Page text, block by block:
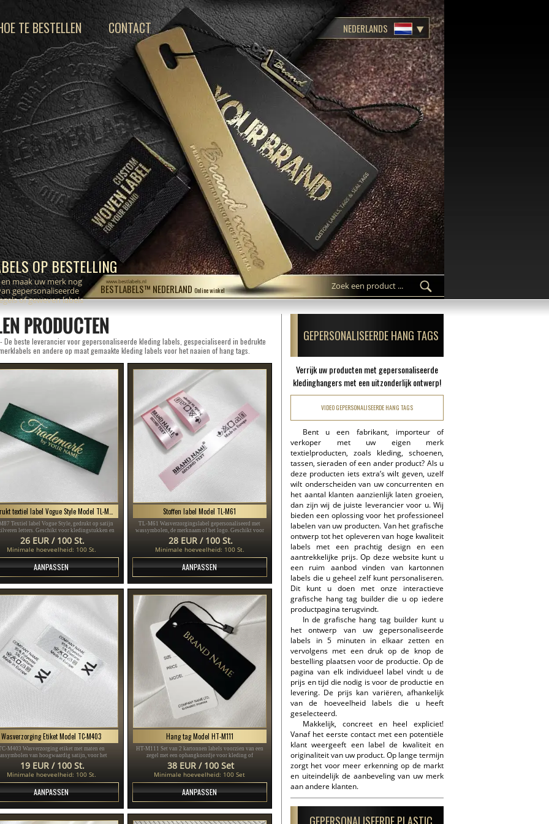
BESTLABELS™ NEDERLAND Online winkel
www.bestlabels.nl
OP BESTELLING
maak uw merk nog
gepersonaliseerde
of geweven labels
TE BESTELLEN CONTACT NEDERLANDS
PRODUCTEN
De beste leverancier voor gepersonaliseerde kleding labels, gespecialiseerd in bedrukte
en andere op maat gemaakte kleding labels voor het naaien of hang tags.
Textiel label Vogue Style, gedrukt op satijn
letters. Geschikt voor kledingstukken en
accessoires.
26 EUR / 100 St.
Minimale hoeveelheid: 100 St.
AANPASSEN
Stoffen label Model TL-M61
TL-M61 Wasverzorgingslabel gepersonaliseerd met
wassymbolen, de merknaam of het logo. Geschikt voor
elk textielproduct, met name kledingstukken.
28 EUR / 100 St.
Minimale hoeveelheid: 100 St.
AANPASSEN
Wasverzorging Etiket Model TC-M403
M403 Wasverzorging etiket met maten en
van hoogwaardig satijn, voor het
opnaaien van op kleding worden genaaid
19 EUR / 100 St.
Minimale hoeveelheid: 100 St.
AANPASSEN
Hang tag Model HT-M111
HT-M111 Set van 2 kartonnen labels voorzien van een
zegel met een ophangkoordje voor kleding of
kledingaccessoires, gemaakt van dik geplastificeerd
karton en bedrukt met goud en zwarte tekst.
38 EUR / 100 Set
Minimale hoeveelheid: 100 Set
AANPASSEN
GEPERSONALISEERDE HANG TAGS
Verrijk uw producten met gepersonaliseerde
kledinghangers met een uitzonderlijk ontwerp!
VIDEO GEPERSONALISEERDE HANG TAGS
Bent u een fabrikant, importeur of
verkoper met uw eigen merk
textielproducten, zoals kleding, schoenen,
tassen, sieraden of een ander product? Als u
deze producten iets extra’s wilt geven, uzelf
wilt onderscheiden van uw concurrenten en
het aantal klanten aanzienlijk laten groeien,
dan zijn wij de juiste leverancier voor u. Wij
bieden een oplossing voor het professioneel
labelen van uw producten. Van het grafische
ontwerp tot het opleveren van hoge kwaliteit
labels met een prachtig design en een
aantrekkelijke prijs. Op deze website kunt u
een ruim aanbod vinden van kartonnen
labels die u geheel zelf kunt personaliseren.
Dit kunt u doen met onze interactieve
grafische hang tag builder die u op iedere
productpagina terugvindt.
In de grafische hang tag builder kunt u
het ontwerp van uw gepersonaliseerde
labels in 5 minuten in elkaar zetten en
vervolgens met een druk op de knop de
bestelling plaatsen voor de productie. Op de
pagina van elk individueel label vindt u de
prijs en tijd die nodig is voor de productie en
levering. De prijs kan variëren, afhankelijk
van de hoeveelheid labels die u heeft
geselecteerd.
Makkelijk, concreet en heel expliciet!
Vanaf het eerste contact met een potentiële
klant weergeeft een label de kwaliteit en
originaliteit van uw product. Op lange termijn
zorgt het voor meer erkenning op de markt
en uiteindelijk de aanbeveling van uw merk
aan andere klanten.